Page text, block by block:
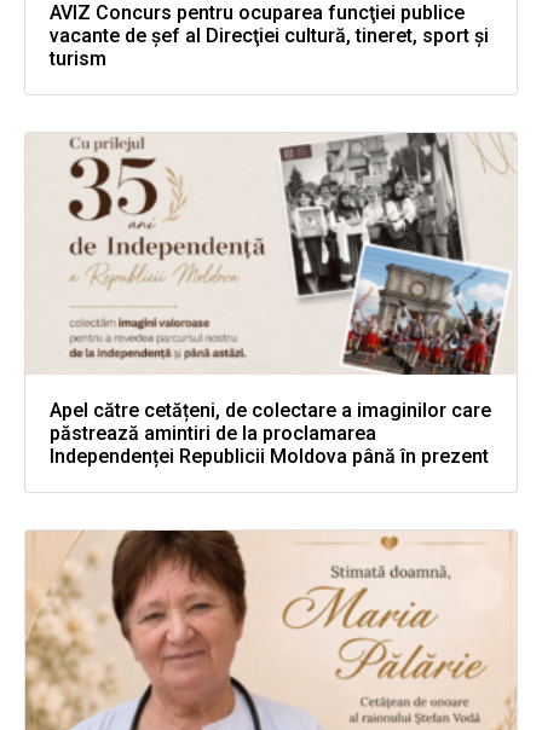
AVIZ Concurs pentru ocuparea funcţiei publice
vacante de şef al Direcţiei cultură, tineret, sport şi
turism
Apel către cetățeni, de colectare a imaginilor care
păstrează amintiri de la proclamarea
Independenței Republicii Moldova până în prezent